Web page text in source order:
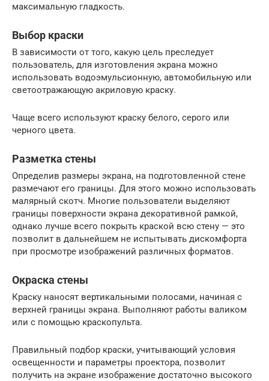
максимальную гладкость.
Выбор краски
В зависимости от того, какую цель преследует
пользователь, для изготовления экрана можно
использовать водоэмульсионную, автомобильную или
светоотражающую акриловую краску.
Чаще всего используют краску белого, серого или
черного цвета.
Разметка стены
Определив размеры экрана, на подготовленной стене
размечают его границы. Для этого можно использовать
малярный скотч. Многие пользователи выделяют
границы поверхности экрана декоративной рамкой,
однако лучше всего покрыть краской всю стену — это
позволит в дальнейшем не испытывать дискомфорта
при просмотре изображений различных форматов.
Окраска стены
Краску наносят вертикальными полосами, начиная с
верхней границы экрана. Выполняют работы валиком
или с помощью краскопульта.
Правильный подбор краски, учитывающий условия
освещенности и параметры проектора, позволит
получить на экране изображение достаточно высокого